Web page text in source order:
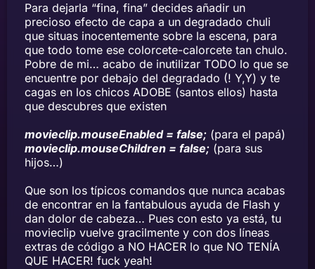
Para dejarla “fina, fina” decides añadir un
precioso efecto de capa a un degradado chuli
que situas inocentemente sobre la escena, para
que todo tome ese colorcete-calorcete tan chulo.
Pobre de mi… acabo de inutilizar TODO lo que se
encuentre por debajo del degradado (! Y,Y) y te
cagas en los chicos ADOBE (santos ellos) hasta
que descubres que existen
movieclip.mouseEnabled = false; (para el papá)
movieclip.mouseChildren = false; (para sus
hijos…)
Que son los típicos comandos que nunca acabas
de encontrar en la fantabulous ayuda de Flash y
dan dolor de cabeza… Pues con esto ya está, tu
movieclip vuelve gracilmente y con dos líneas
extras de código a NO HACER lo que NO TENÍA
QUE HACER! fuck yeah!